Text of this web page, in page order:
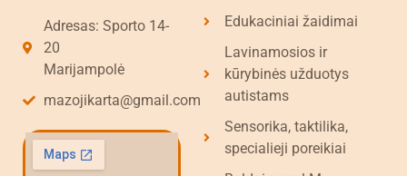
Adresas: Sporto 14-
20
Marijampolė
mazojikarta@gmail.com
Edukaciniai žaidimai
Lavinamosios ir
kūrybinės užduotys
autistams
Sensorika, taktilika,
specialieji poreikiai